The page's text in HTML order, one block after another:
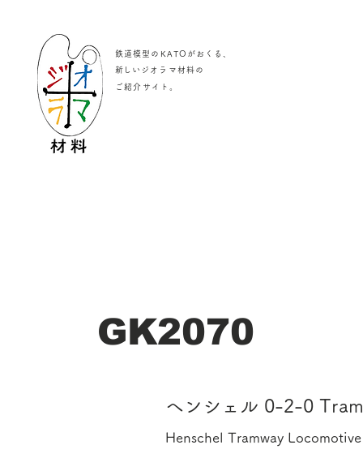
鉄道模型のKATOがおくる、
​新しいジオラマ材料の
ご紹介サイト
GK2070
Henschel Tramway Locomotive
ヘンシェル 0-2-0